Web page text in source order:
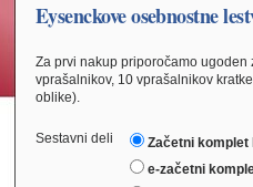
Eysenckove osebnostne
Za prvi nakup priporočamo
vprašalnikov, 10 vprašalnikov
oblike).
Sestavni deli
Začetni komplet
e-začetni